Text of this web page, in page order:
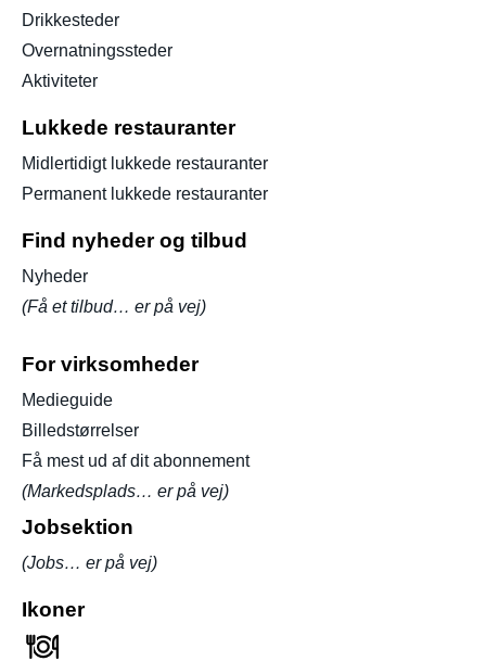
Drikkesteder
Overnatningssteder
Aktiviteter
Lukkede restauranter
Midlertidigt lukkede restauranter
Permanent lukkede restauranter
Find nyheder og tilbud
Nyheder
(Få et tilbud… er på vej)
For virksomheder
Medieguide
Billedstørrelser
Få mest ud af dit abonnement
(Markedsplads… er på vej)
Jobsektion
(Jobs… er på vej)
Ikoner